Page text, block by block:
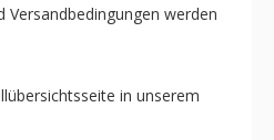
werden
in unserem